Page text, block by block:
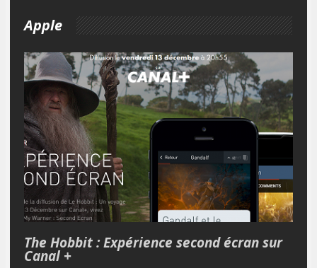
Apple
The Hobbit : Expérience second écran sur
Canal +